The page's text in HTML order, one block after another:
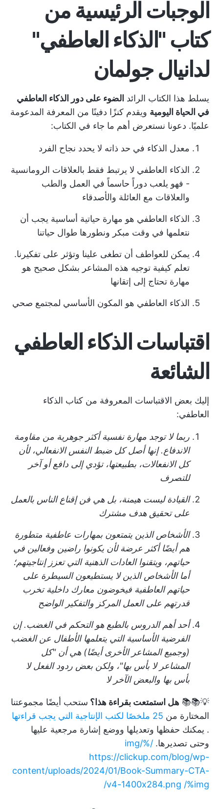
الوجبات الرئيسية من
كتاب "الذكاء العاطفي"
لدانيال جولمان
يسلط هذا الكتاب الرائد الضوء على دور الذكاء العاطفي
في الحياة اليومية ويقدم كنزًا دفينًا من المعرفة المدعومة
علميًا. دعونا نستعرض أهم ما جاء في الكتاب:
معدل الذكاء في حد ذاته لا يحدد نجاح الفرد
الذكاء العاطفي لا يرتبط فقط بالعلاقات الرومانسية
- فهو يلعب دوراً حاسماً في العمل والطب
والعلاقات مع العائلة والأصدقاء
الذكاء العاطفي هو مهارة حياتية أساسية يجب أن
نتعلمها في وقت مبكر ونطورها طوال حياتنا
يمكن للعواطف أن تطغى علينا وتؤثر على تفكيرنا.
تعلم كيفية توجيه هذه المشاعر بشكل صحيح هو
مهارة تحتاج إلى إتقانها
الذكاء العاطفي هو المكون الأساسي لمجتمع صحي
اقتباسات الذكاء العاطفي
الشائعة
إليك بعض الاقتباسات المعروفة من كتاب الذكاء
العاطفي:
ربما لا توجد مهارة نفسية أكثر جوهرية من مقاومة
الاندفاع. إنها أصل كل ضبط النفس الانفعالي، لأن
كل الانفعالات، بطبيعتها، تؤدي إلى دافع أو آخر
للتصرف
القيادة ليست هيمنة، بل هي فن إقناع الناس بالعمل
على تحقيق هدف مشترك
الأشخاص الذين يتمتعون بمهارات عاطفية متطورة
هم أيضًا أكثر عرضة لأن يكونوا راضين وفعالين في
حياتهم، ويتقنوا العادات الذهنية التي تعزز إنتاجيتهم؛
أما الأشخاص الذين لا يستطيعون السيطرة على
حياتهم العاطفية فيخوضون معارك داخلية تخرب
قدرتهم على العمل المركز والتفكير الواضح
أحد أهم الدروس بالطبع هو التحكم في الغضب. إن
الفرضية الأساسية التي يتعلمها الأطفال عن الغضب
(وجميع المشاعر الأخرى أيضًا) هي أن "كل
المشاعر لا بأس بها"، ولكن بعض ردود الفعل لا
بأس بها والبعض الآخر لا
💡📚📚 هل استمتعت بقراءة هذا؟ ستحب أيضًا مجموعتنا
المختارة من 25 ملخصًا لكتب الإنتاجية التي يجب قراءتها
. يمكنك حفظها وتعديلها ووضع إشارة مرجعية عليها
وحتى تصديرها.
/%img/
https://clickup.com/blog/wp-
content/uploads/2024/01/Book-Summary-CTA-
v4-1400x284.png /%img/